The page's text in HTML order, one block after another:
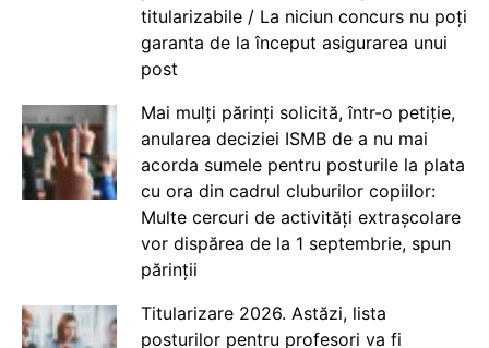
titularizabile / La niciun concurs nu poți
garanta de la început asigurarea unui
post
Mai mulți părinți solicită, într-o petiție,
anularea deciziei ISMB de a nu mai
acorda sumele pentru posturile la plata
cu ora din cadrul cluburilor copiilor:
Multe cercuri de activități extrașcolare
vor dispărea de la 1 septembrie, spun
părinții
Titularizare 2026. Astăzi, lista
posturilor pentru profesori va fi